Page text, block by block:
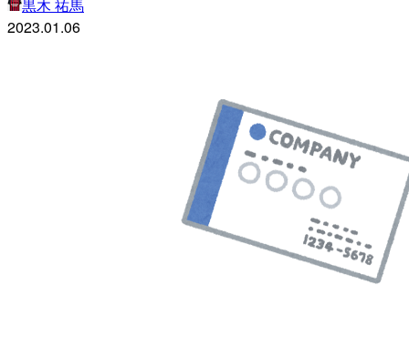
黒木 祐馬
2023.01.06